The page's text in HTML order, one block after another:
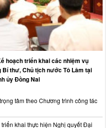
hoạch triển khai các nhiệm vụ
thư, Chủ tịch nước Tô Lâm tại
ủy Đồng Nai
tâm theo Chương trình công tác
khai thực hiện Nghị quyết Đại